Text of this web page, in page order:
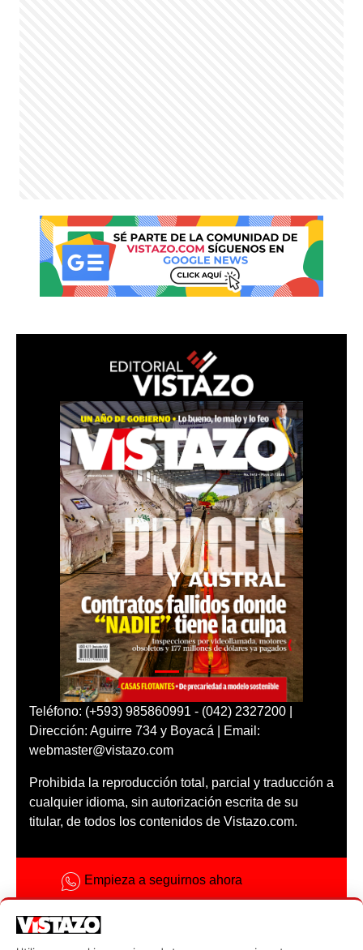
Teléfono: (+593) 985860991 - (042) 2327200 |
Dirección: Aguirre 734 y Boyacá | Email:
webmaster@vistazo.com
Prohibida la reproducción total, parcial y traducción a
cualquier idioma, sin autorización escrita de su
titular, de todos los contenidos de Vistazo.com.
Empieza a seguirnos ahora
Código ética